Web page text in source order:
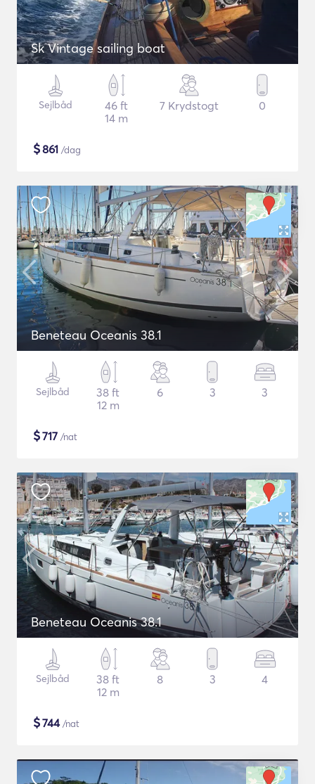
Sk Vintage sailing boat
Sejlbåd
46 ft
14 m
7 Krydstogt 0
$861 /dag
Beneteau Oceanis 38.1
Sejlbåd
38 ft
12 m
6 3 3
$717 /nat
Beneteau Oceanis 38.1
Sejlbåd
38 ft
12 m
8 3 4
$744/nat